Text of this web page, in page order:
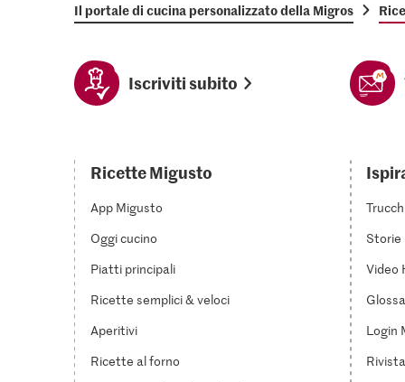
Il portale di cucina personalizzato della Migros
Iscriviti subito
Ricette Migusto
App Migusto
Oggi cucino
Piatti principali
Ricette semplici & veloci
Aperitivi
Ricette al forno
Storie
Video
Login